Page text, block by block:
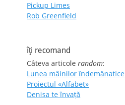
Pickup Limes
Rob Greenfield
îţi recomand
Câteva articole random:
Lunea mâinilor îndemânatice
Proiectul «Alfabet»
Denisa te învaţă